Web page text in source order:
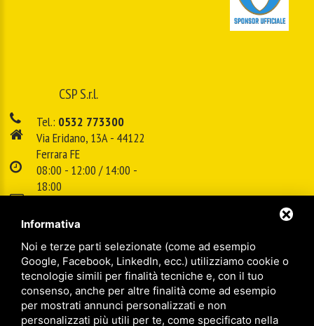
CSP S.r.l.
Tel.: 0532 773300
Via Eridano, 13A - 44122
Ferrara FE
08:00 - 12:00 / 14:00 -
18:00
info@cspsrl.biz
Sitemap / Privacy policy/Legal
Informativa
Noi e terze parti selezionate (come ad esempio
Google, Facebook, LinkedIn, ecc.) utilizziamo cookie o
tecnologie simili per finalità tecniche e, con il tuo
consenso, anche per altre finalità come ad esempio
per mostrati annunci personalizzati e non
personalizzati più utili per te, come specificato nella